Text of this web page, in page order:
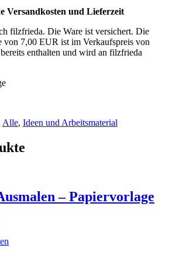
Versandkosten und Lieferzeit
filzfrieda. Die Ware ist versichert. Die
von 7,00 EUR ist im Verkaufspreis von
enthalten und wird an filzfrieda
Alle, Ideen und Arbeitsmaterial
– Papiervorlage